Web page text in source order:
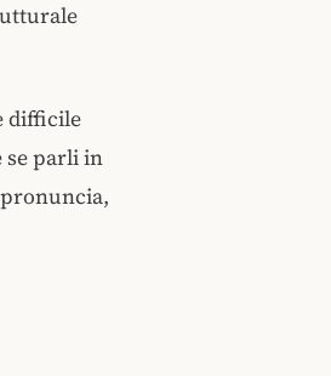
difficile
se parli in